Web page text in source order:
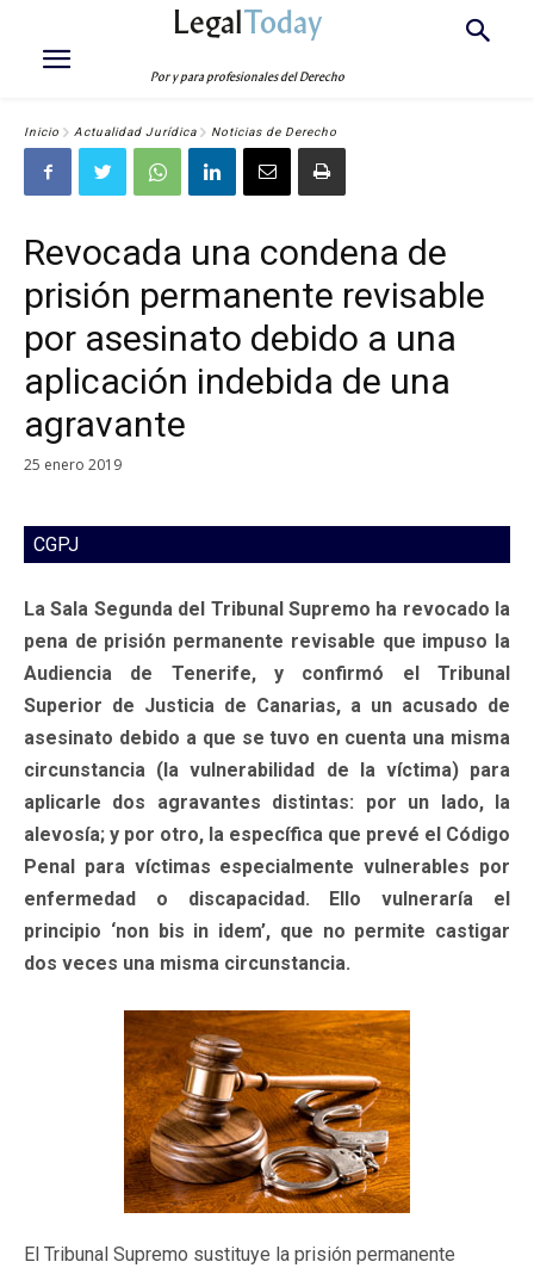
LegalToday
Por y para profesionales del Derecho
Inicio Actualidad Jurídica Noticias de Derecho
Revocada una condena de
prisión permanente revisable
por asesinato debido a una
aplicación indebida de una
agravante
25 enero 2019
CGPJ
La Sala Segunda del Tribunal Supremo ha revocado la
pena de prisión permanente revisable que impuso la
Audiencia de Tenerife, y confirmó el Tribunal
Superior de Justicia de Canarias, a un acusado de
asesinato debido a que se tuvo en cuenta una misma
circunstancia (la vulnerabilidad de la víctima) para
aplicarle dos agravantes distintas: por un lado, la
alevosía; y por otro, la específica que prevé el Código
Penal para víctimas especialmente vulnerables por
enfermedad o discapacidad. Ello vulneraría el
principio ‘non bis in idem’, que no permite castigar
dos veces una misma circunstancia.
El Tribunal Supremo sustituye la prisión permanente